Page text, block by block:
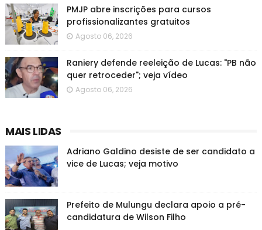
PMJP abre inscrições para cursos
profissionalizantes gratuitos
Agosto 06, 2026
Raniery defende reeleição de Lucas: "PB não
quer retroceder"; veja vídeo
Agosto 06, 2026
MAIS LIDAS
Adriano Galdino desiste de ser candidato a
vice de Lucas; veja motivo
Prefeito de Mulungu declara apoio a pré-
candidatura de Wilson Filho